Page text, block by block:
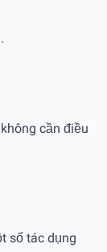
cần điều
số tác dụng